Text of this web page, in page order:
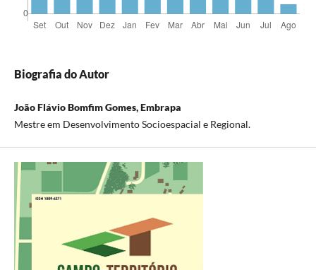
Biografia do Autor
João Flávio Bomfim Gomes, Embrapa
Mestre em Desenvolvimento Socioespacial e Regional.